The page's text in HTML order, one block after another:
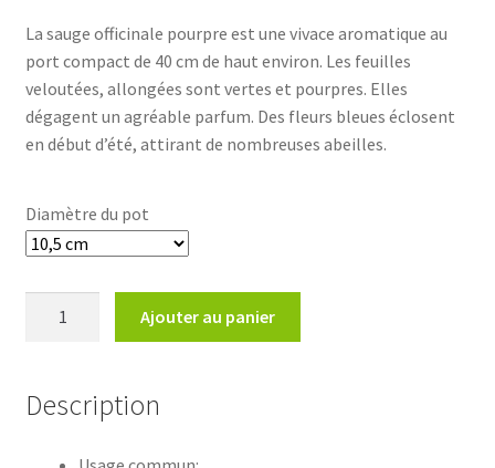
prix :
4,80€
à
La sauge officinale pourpre est une vivace aromatique au
port compact de 40 cm de haut environ. Les feuilles
veloutées, allongées sont vertes et pourpres. Elles
dégagent un agréable parfum. Des fleurs bleues éclosent
en début d’été, attirant de nombreuses abeilles.
Diamètre du pot
purpurascens
Ajouter au panier
Description